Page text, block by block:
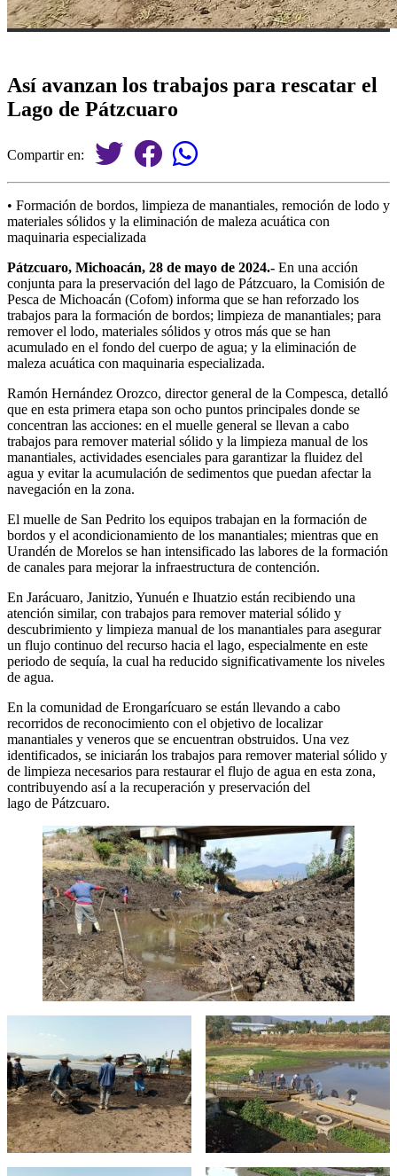
Así avanzan los trabajos para rescatar el
Lago de Pátzcuaro
Compartir en:
• Formación de bordos, limpieza de manantiales, remoción de lodo y
materiales sólidos y la eliminación de maleza acuática con
maquinaria especializada
Pátzcuaro, Michoacán, 28 de mayo de 2024.- En una acción
conjunta para la preservación del lago de Pátzcuaro, la Comisión de
Pesca de Michoacán (Cofom) informa que se han reforzado los
trabajos para la formación de bordos; limpieza de manantiales; para
remover el lodo, materiales sólidos y otros más que se han
acumulado en el fondo del cuerpo de agua; y la eliminación de
maleza acuática con maquinaria especializada.
Ramón Hernández Orozco, director general de la Compesca, detalló
que en esta primera etapa son ocho puntos principales donde se
concentran las acciones: en el muelle general se llevan a cabo
trabajos para remover material sólido y la limpieza manual de los
manantiales, actividades esenciales para garantizar la fluidez del
agua y evitar la acumulación de sedimentos que puedan afectar la
navegación en la zona.
El muelle de San Pedrito los equipos trabajan en la formación de
bordos y el acondicionamiento de los manantiales; mientras que en
Urandén de Morelos se han intensificado las labores de la formación
de canales para mejorar la infraestructura de contención.
En Jarácuaro, Janitzio, Yunuén e Ihuatzio están recibiendo una
atención similar, con trabajos para remover material sólido y
descubrimiento y limpieza manual de los manantiales para asegurar
un flujo continuo del recurso hacia el lago, especialmente en este
periodo de sequía, la cual ha reducido significativamente los niveles
de agua.
En la comunidad de Erongarícuaro se están llevando a cabo
recorridos de reconocimiento con el objetivo de localizar
manantiales y veneros que se encuentran obstruidos. Una vez
identificados, se iniciarán los trabajos para remover material sólido y
de limpieza necesarios para restaurar el flujo de agua en esta zona,
contribuyendo así a la recuperación y preservación del
lago de Pátzcuaro.